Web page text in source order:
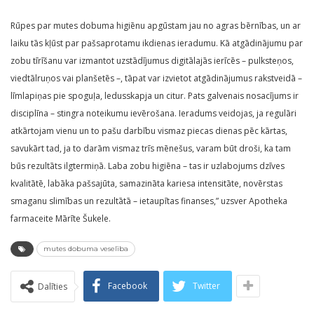
Rūpes par mutes dobuma higiēnu apgūstam jau no agras bērnības, un ar
laiku tās kļūst par pašsaprotamu ikdienas ieradumu. Kā atgādinājumu par
zobu tīrīšanu var izmantot uzstādījumus digitālajās ierīcēs – pulksteņos,
viedtālruņos vai planšetēs –, tāpat var izvietot atgādinājumus rakstveidā –
līmlapiņas pie spoguļa, ledusskapja un citur. Pats galvenais nosacījums ir
disciplīna – stingra noteikumu ievērošana. Ieradums veidojas, ja regulāri
atkārtojam vienu un to pašu darbību vismaz piecas dienas pēc kārtas,
savukārt tad, ja to darām vismaz trīs mēnešus, varam būt droši, ka tam
būs rezultāts ilgtermiņā. Laba zobu higiēna – tas ir uzlabojums dzīves
kvalitātē, labāka pašsajūta, samazināta kariesa intensitāte, novērstas
smaganu slimības un rezultātā – ietaupītas finanses,” uzsver Apotheka
farmaceite Mārīte Šukele.
mutes dobuma veselība
Dalīties Facebook Twitter